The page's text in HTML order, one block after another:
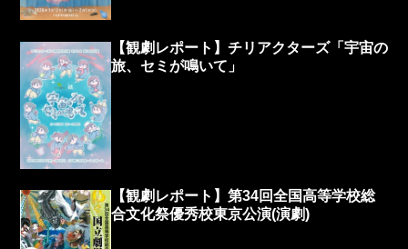
【観劇レポート】チリアクターズ「宇宙の
旅、セミが鳴いて」
【観劇レポート】第34回全国高等学校総
合文化祭優秀校東京公演(演劇)